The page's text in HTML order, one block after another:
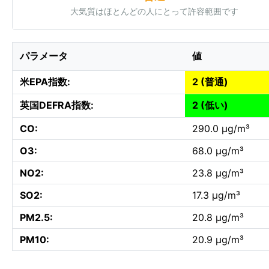
大気質はほとんどの人にとって許容範囲です
パラメータ 値
米EPA指数:
2 (普通)
英国DEFRA指数:
2 (低い)
CO:
290.0 µg/m³
O3:
68.0 µg/m³
NO2:
23.8 µg/m³
SO2:
17.3 µg/m³
PM2.5:
20.8 µg/m³
PM10:
20.9 µg/m³